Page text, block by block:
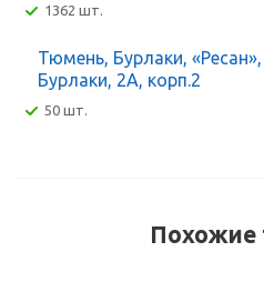
1362 шт.
Тюмень, Бурлаки,
Бурлаки, 2А, корп.2
50 шт.
Похожие